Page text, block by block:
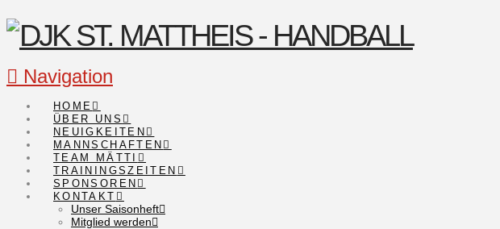
Navigation
HOME
ÜBER UNS
NEUIGKEITEN
MANNSCHAFTEN
TEAM MÄTTI
TRAININGSZEITEN
SPONSOREN
KONTAKT
Unser Saisonheft
Mitglied werden